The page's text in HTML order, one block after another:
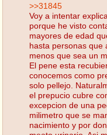
>>31845
Voy a intentar
porque he visto
mayores de edad
hasta personas que
menos que sea un
El pene esta
conocemos como
solo pellejo.
el prepucio cubre
excepcion de una
milimetro que se
nacimiento y por